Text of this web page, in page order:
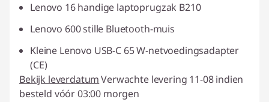
Lenovo 16 handige laptoprugzak B210
Lenovo 600 stille Bluetooth-muis
Kleine Lenovo USB-C 65 W-netvoedingsadapter
(CE)
Bekijk leverdatumVerwachte levering 11-08 indien
besteld vóór 03:00 morgen